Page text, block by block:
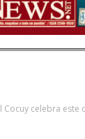
Cocuy celebra este